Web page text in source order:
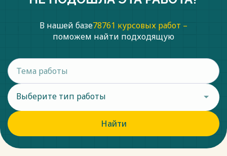
В нашей базе78761 курсовых работ –
поможем найти подходящую
Выберите тип работы
Найти